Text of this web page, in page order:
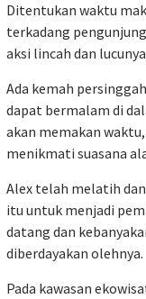
Ditentukan waktu
terkadang
aksi lincah dan
Ada kemah
dapat bermalam di
akan memakan
menikmati suasana
Alex telah melatih
itu untuk menjadi
datang dan
diberdayakan olehnya.
Pada kawasan